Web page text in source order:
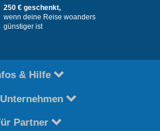
250 € geschenkt,
wenn deine Reise woanders
günstiger ist
& Hilfe
Partner